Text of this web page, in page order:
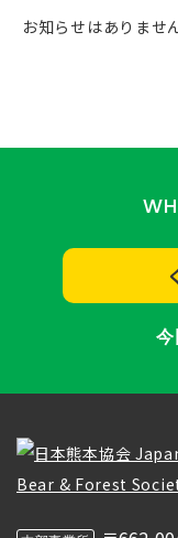
お知らせはありません
今